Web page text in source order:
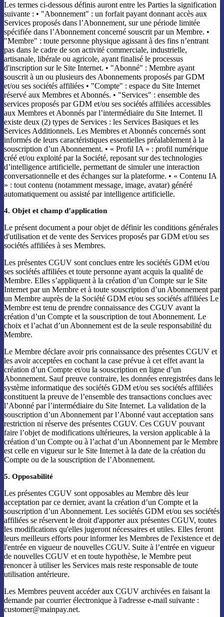
Les termes ci-dessous définis auront entre les Parties la signification
suivante : • "Abonnement" : un forfait payant donnant accès aux
Services proposés dans l’Abonnement, sur une période limitée
spécifiée dans l’Abonnement concerné souscrit par un Membre. •
"Membre" : toute personne physique agissant à des fins n’entrant
pas dans le cadre de son activité commerciale, industrielle,
artisanale, libérale ou agricole, ayant finalisé le processus
d'inscription sur le Site Internet. • "Abonné" : Membre ayant
souscrit à un ou plusieurs des Abonnements proposés par GDM
et/ou ses sociétés affiliées • "Compte" : espace du Site Internet
réservé aux Membres et Abonnés. • "Services" : ensemble des
services proposés par GDM et/ou ses sociétés affiliées accessibles
aux Membres et Abonnés par l’intermédiaire du Site Internet. Il
existe deux (2) types de Services : les Services Basiques et les
Services Additionnels. Les Membres et Abonnés concernés sont
informés de leurs caractéristiques essentielles préalablement à la
souscription d’un Abonnement. • « Profil IA » : profil numérique
créé et/ou exploité par la Société, reposant sur des technologies
d’intelligence artificielle, permettant de simuler une interaction
conversationnelle et des échanges sur la plateforme. • « Contenu IA
» : tout contenu (notamment message, image, avatar) généré
automatiquement ou assisté par intelligence artificielle.
4. Objet et champ d’application
Le présent document a pour objet de définir les conditions générales
d'utilisation et de vente des Services proposés par GDM et/ou ses
sociétés affiliées à ses Membres.
Les présentes CGUV sont conclues entre les sociétés GDM et/ou
ses sociétés affiliées et toute personne ayant acquis la qualité de
Membre. Elles s’appliquent à la création d’un Compte sur le Site
Internet par un Membre et à toute souscription d’un Abonnement par
un Membre auprès de la Société GDM et/ou ses sociétés affiliées Le
Membre est tenu de prendre connaissance des CGUV avant la
création d’un Compte et la souscription de tout Abonnement. Le
choix et l’achat d’un Abonnement est de la seule responsabilité du
Membre.
Le Membre déclare avoir pris connaissance des présentes CGUV et
les avoir acceptées en cochant la case prévue à cet effet avant la
création d’un Compte et/ou la souscription en ligne d’un
Abonnement. Sauf preuve contraire, les données enregistrées dans le
système informatique des sociétés GDM et/ou ses sociétés affiliées
constituent la preuve de l’ensemble des transactions conclues avec
l’Abonné par l’intermédiaire du Site Internet. La validation de la
souscription d’un Abonnement par l’Abonné vaut acceptation sans
restriction ni réserve des présentes CGUV. Ces CGUV pouvant
faire l’objet de modifications ultérieures, la version applicable à la
création d’un Compte ou à l’achat d’un Abonnement par le Membre
est celle en vigueur sur le Site Internet à la date de la création du
Compte ou de la souscription de l’Abonnement.
5. Opposabilité
Les présentes CGUV sont opposables au Membre dès leur
acceptation par ce dernier, avant la création d’un Compte et la
souscription d’un Abonnement. Les sociétés GDM et/ou ses sociétés
affiliées se réservent le droit d'apporter aux présentes CGUV, toutes
les modifications qu'elles jugeront nécessaires et utiles. Elles feront
leurs meilleurs efforts pour informer les Membres de l'existence et de
l'entrée en vigueur de nouvelles CGUV. Suite à l’entrée en vigueur
de nouvelles CGUV et en toute hypothèse, le Membre peut
renoncer à utiliser les Services mais reste responsable de toute
utilisation antérieure.
Les Membres peuvent accéder aux CGUV archivées en faisant la
demande par courrier électronique à l'adresse e-mail suivante :
customer@mainpay.net.